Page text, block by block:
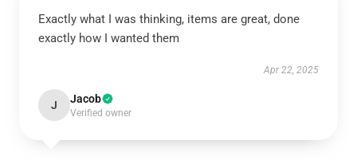
Exactly what I was thinking, items are great, done
exactly how I wanted them
Apr 22, 2025
J Jacob
Verified owner